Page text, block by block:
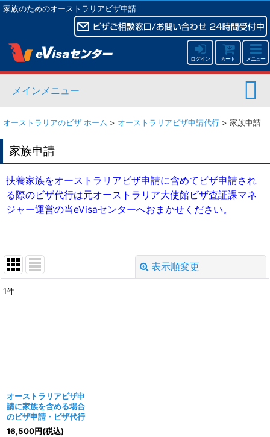
家族のためのオーストラリアビザ申請
ログイン カート メニュー
メインメニュー
オーストラリアのビザ ホーム > オーストラリアビザ申請代行 > 家族申請
家族申請
扶養家族をオーストラリアビザ申請に含めてビザ申請され
る際のビザ代行は元オーストラリア大使館ビザ査証課マネ
ジャー運営の当eVisaセンターへおまかせください。
表示順変更
1件
オーストラリアビザ申
請に家族を含める場合
のビザ申請・ビザ代行
16,500円(税込)